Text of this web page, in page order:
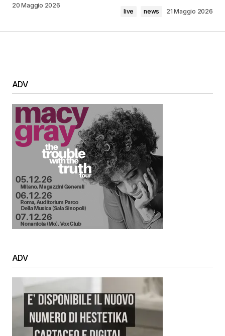
20 Maggio 2026
live news 21 Maggio 2026
ADV
ADV